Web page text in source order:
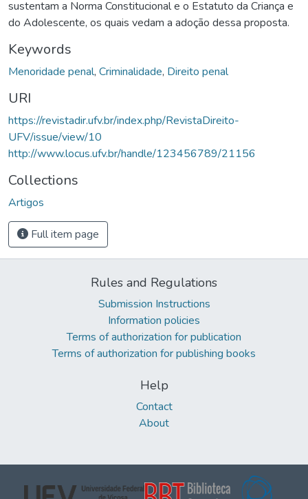
sustentam a Norma Constitucional e o Estatuto da Criança e
do Adolescente, os quais vedam a adoção dessa proposta.
Keywords
Menoridade penal, Criminalidade, Direito penal
URI
https://revistadir.ufv.br/index.php/RevistaDireito-
UFV/issue/view/10
http://www.locus.ufv.br/handle/123456789/21156
Collections
Artigos
Full item page
Rules and Regulations
Submission Instructions
Information policies
Terms of authorization for publication
Terms of authorization for publishing books
Help
Contact
About